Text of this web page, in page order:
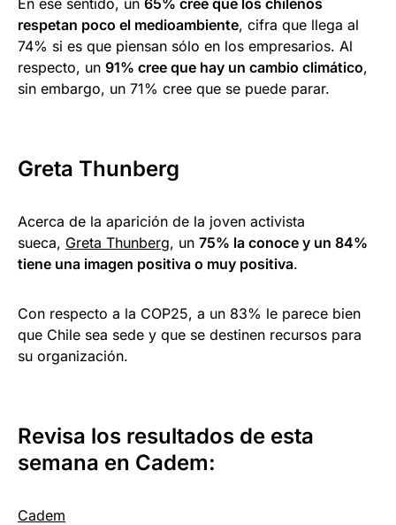
En ese sentido, un 65% cree que los chilenos
respetan poco el medioambiente, cifra que llega al
74% si es que piensan sólo en los empresarios. Al
respecto, un 91% cree que hay un cambio climático,
sin embargo, un 71% cree que se puede parar.
Greta Thunberg
Acerca de la aparición de la joven activista
sueca, Greta Thunberg, un 75% la conoce y un 84%
tiene una imagen positiva o muy positiva.
Con respecto a la COP25, a un 83% le parece bien
que Chile sea sede y que se destinen recursos para
su organización.
Revisa los resultados de esta
semana en Cadem:
Cadem